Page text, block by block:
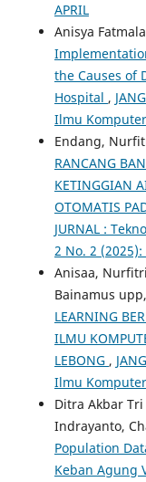
APRIL
Anisya
the Causes of
Hospital ,
Ilmu
Endang,
RANCANG
KETINGGIAN
OTOMATIS
JURNAL :
2 No. 2 (2025):
Anisaa,
Bainamus upp,
LEARNING
ILMU
LEBONG ,
Ilmu
Ditra Akbar
Indrayanto,
Population
Keban Agung